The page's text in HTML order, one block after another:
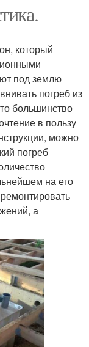
который
под землю
погреб из
большинство
в пользу
можно
погреб
на его
а